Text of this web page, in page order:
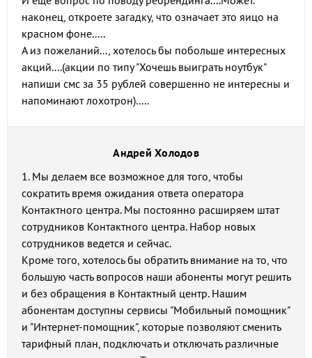
наконец, откроете загадку, что означает это яицо на
красном фоне.....
А из пожеланий..., хотелось бы побольше интересных
акций....(акции по типу "Хочешь выиграть ноутбук"
напиши смс за 35 рублей совершенно не интересны и
напоминают лохотрон).....
Андрей Холодов
1. Мы делаем все возможное для того, чтобы
сократить время ожидания ответа оператора
Контактного центра. Мы постоянно расширяем штат
сотрудников Контактного центра. Набор новых
сотрудников ведется и сейчас.
Кроме того, хотелось бы обратить внимание на то, что
большую часть вопросов наши абоненты могут решить
и без обращения в Контактный центр. Нашим
абонентам доступны сервисы "Мобильный помощник"
и "Интернет-помощник", которые позволяют сменить
тарифный план, подключать и отключать различные